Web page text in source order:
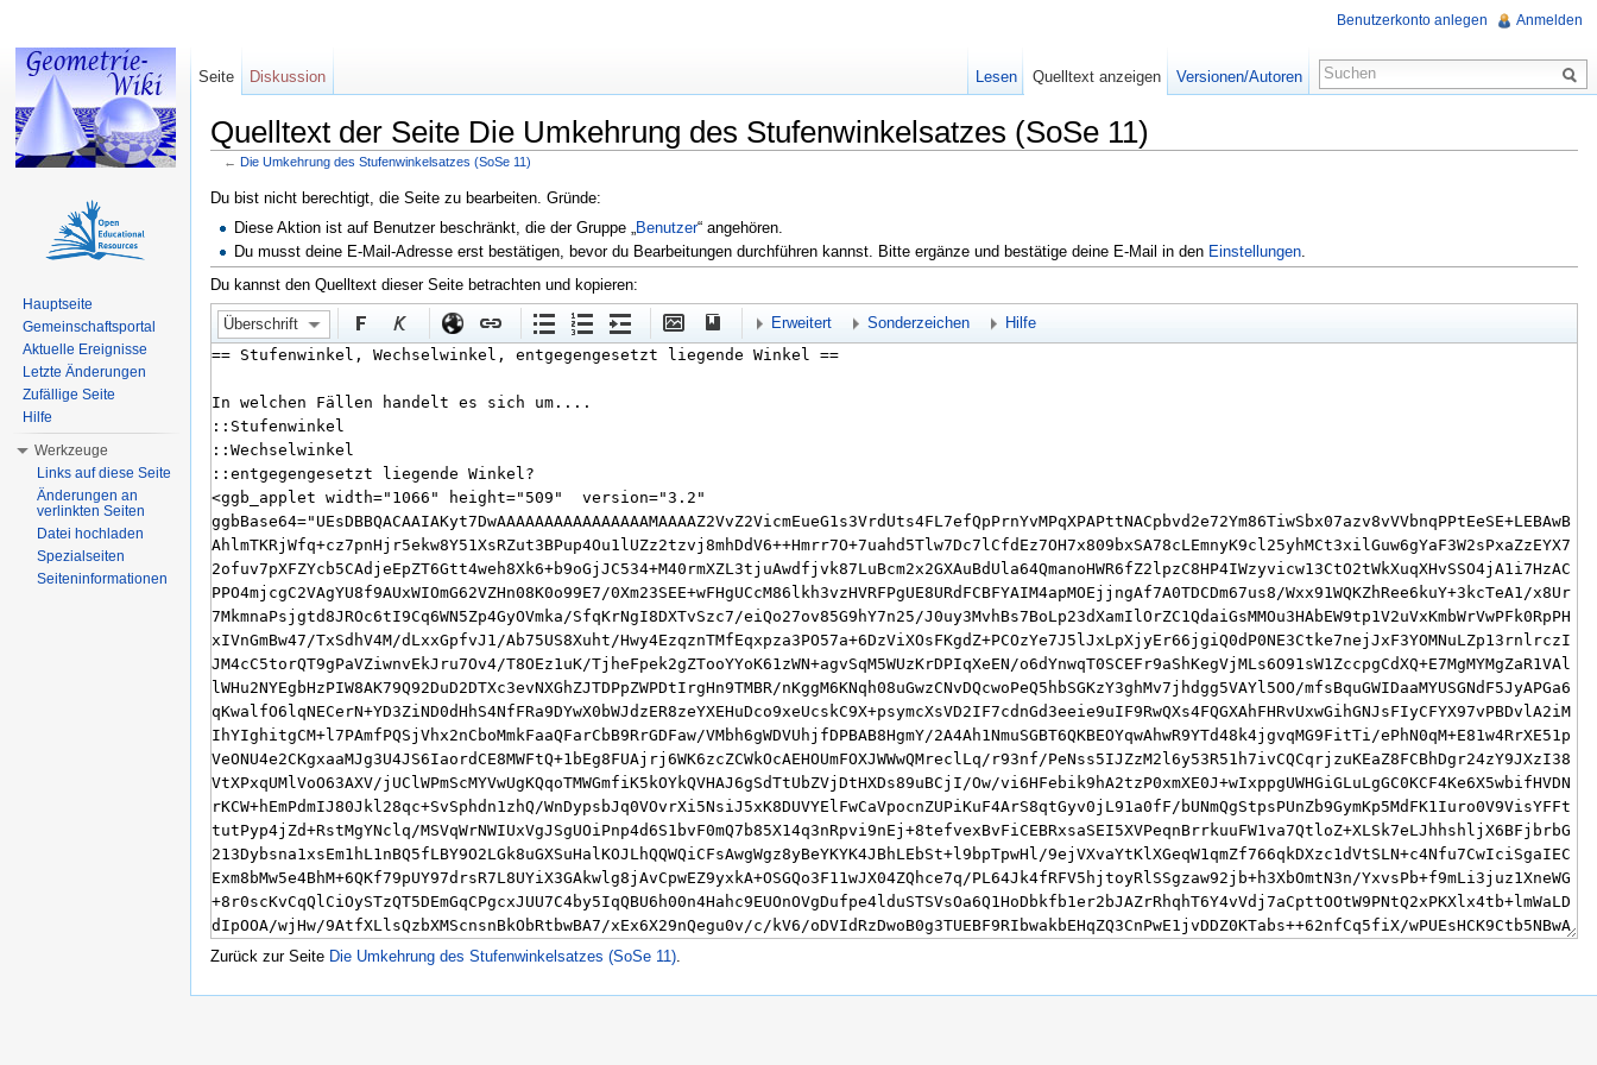
Quelltext der Seite Die Umkehrung des Stufenwinkelsatzes (SoSe 11)
← Die Umkehrung des Stufenwinkelsatzes (SoSe 11)
Du bist nicht berechtigt, die Seite zu bearbeiten. Gründe:
Diese Aktion ist auf Benutzer beschränkt, die der Gruppe „
Benutzer“ angehören.
Du musst deine E-Mail-Adresse erst bestätigen, bevor du Bearbeitungen durchführen kannst. Bitte ergänze und bestätige deine E-Mail in den Einstellungen.
Du kannst den Quelltext dieser Seite betrachten und kopieren:
Überschrift Erweitert Sonderzeichen Hilfe
Zurück zur Seite Die Umkehrung des Stufenwinkelsatzes (SoSe 11).
Benutzerkonto anlegen Anmelden
Seite Diskussion Lesen Quelltext anzeigen Versionen/Autoren
Hauptseite
Gemeinschaftsportal
Aktuelle Ereignisse
Letzte Änderungen
Zufällige Seite
Hilfe
Werkzeuge
Links auf diese Seite
Änderungen an
verlinkten Seiten
Datei hochladen
Spezialseiten
Seiteninformationen